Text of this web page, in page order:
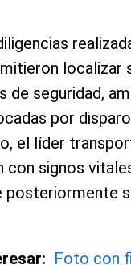
localizar
de seguridad,
por
el líder
con signos
posteriormente
Foto con